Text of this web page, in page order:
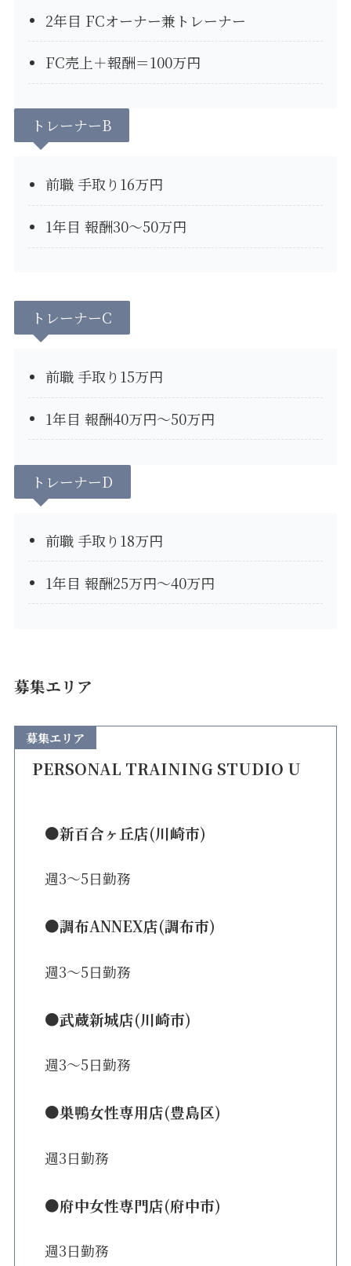
2年目 FCオーナー兼トレーナー
FC売上＋報酬＝100万円
トレーナーB
前職 手取り16万円
1年目 報酬30〜50万円
トレーナーC
前職 手取り15万円
1年目 報酬40万円〜50万円
トレーナーD
前職 手取り18万円
1年目 報酬25万円〜40万円
募集エリア
募集エリア
PERSONAL TRAINING STUDIO U
●新百合ヶ丘店(川崎市)
週3〜5日勤務
●調布ANNEX店(調布市)
週3〜5日勤務
●武蔵新城店(川崎市)
週3〜5日勤務
●巣鴨女性専用店(豊島区)
週3日勤務
●府中女性専門店(府中市)
週3日勤務